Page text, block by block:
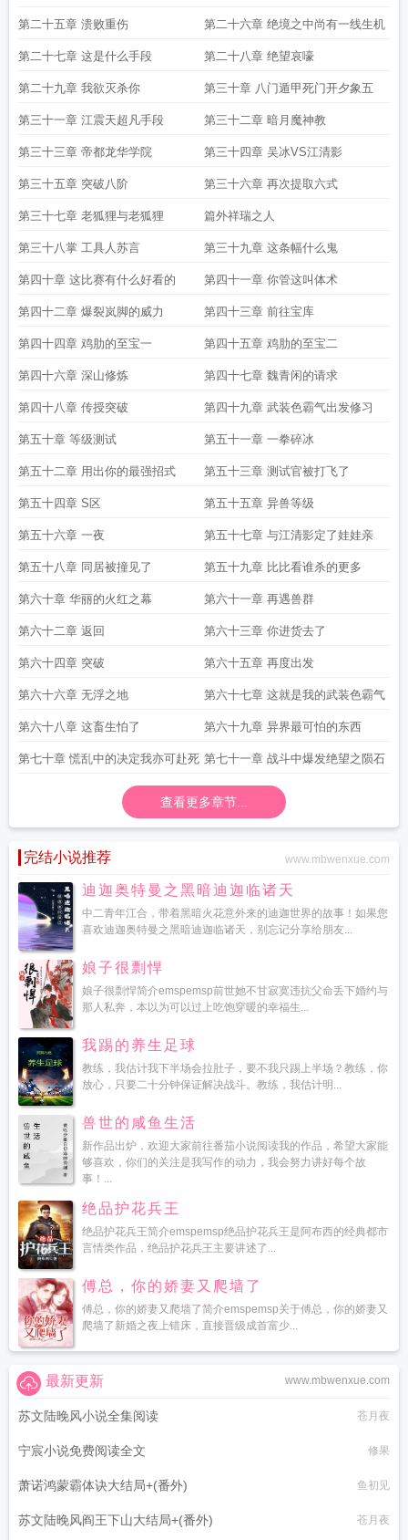
第二十五章 溃败重伤 第二十六章 绝境之中尚有一线生机
第二十七章 这是什么手段 第二十八章 绝望哀嚎
第二十九章 我欲灭杀你 第三十章 八门遁甲死门开夕象五
第三十一章 江震天超凡手段 第三十二章 暗月魔神教
第三十三章 帝都龙华学院 第三十四章 吴冰VS江清影
第三十五章 突破八阶 第三十六章 再次提取六式
第三十七章 老狐狸与老狐狸 篇外祥瑞之人
第三十八掌 工具人苏言 第三十九章 这条幅什么鬼
第四十章 这比赛有什么好看的 第四十一章 你管这叫体术
第四十二章 爆裂岚脚的威力 第四十三章 前往宝库
第四十四章 鸡肋的至宝一 第四十五章 鸡肋的至宝二
第四十六章 深山修炼 第四十七章 魏青闲的请求
第四十八章 传授突破 第四十九章 武装色霸气出发修习
第五十章 等级测试 第五十一章 一拳碎冰
第五十二章 用出你的最强招式 第五十三章 测试官被打飞了
第五十四章 S区 第五十五章 异兽等级
第五十六章 一夜 第五十七章 与江清影定了娃娃亲
第五十八章 同居被撞见了 第五十九章 比比看谁杀的更多
第六十章 华丽的火红之幕 第六十一章 再遇兽群
第六十二章 返回 第六十三章 你进货去了
第六十四章 突破 第六十五章 再度出发
第六十六章 无浮之地 第六十七章 这就是我的武装色霸气
第六十八章 这畜生怕了 第六十九章 异界最可怕的东西
第七十章 慌乱中的决定我亦可赴死 第七十一章 战斗中爆发绝望之陨石
查看更多章节...
完结小说推荐 www.mbwenxue.com
迪迦奥特曼之黑暗迪迦临诸天
中二青年江合，带着黑暗火花意外来的迪迦世界的故事！如果您
喜欢迪迦奥特曼之黑暗迪迦临诸天，别忘记分享给朋友...
娘子很剽悍
娘子很剽悍简介emspemsp前世她不甘寂寞违抗父命丢下婚约与
那人私奔，本以为可以过上吃饱穿暖的幸福生...
我踢的养生足球
教练，我估计我下半场会拉肚子，要不我只踢上半场？教练，你
放心，只要二十分钟保证解决战斗。教练，我估计明...
兽世的咸鱼生活
新作品出炉，欢迎大家前往番茄小说阅读我的作品，希望大家能
够喜欢，你们的关注是我写作的动力，我会努力讲好每个故
事！...
绝品护花兵王
绝品护花兵王简介emspemsp绝品护花兵王是阿布西的经典都市
言情类作品，绝品护花兵王主要讲述了...
傅总，你的娇妻又爬墙了
傅总，你的娇妻又爬墙了简介emspemsp关于傅总，你的娇妻又
爬墙了新婚之夜上错床，直接晋级成首富少...
www.mbwenxue.com
最新更新
苏文陆晚风小说全集阅读 苍月夜
宁宸小说免费阅读全文 修果
萧诺鸿蒙霸体诀大结局+(番外) 鱼初见
苏文陆晚风阎王下山大结局+(番外) 苍月夜